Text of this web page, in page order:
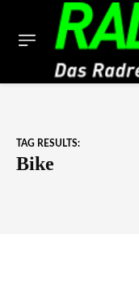
TAG RESULTS:
Bike